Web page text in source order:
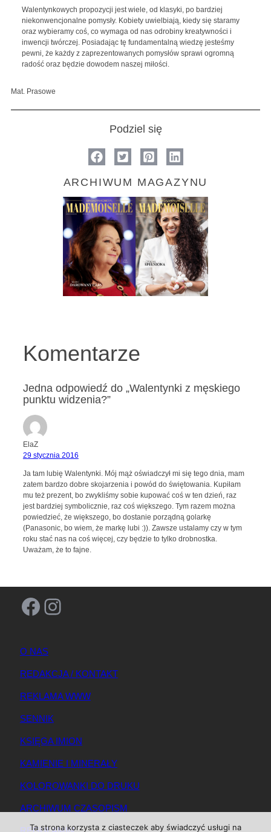
Walentynkowych propozycji jest wiele, od klasyki, po bardziej
niekonwencjonalne pomysły. Kobiety uwielbiają, kiedy się staramy
oraz wybieramy coś, co wymaga od nas odrobiny kreatywności i
inwencji twórczej. Posiadając tę fundamentalną wiedzę jesteśmy
pewni, że każdy z zaprezentowanych pomysłów sprawi ogromną
radość oraz będzie dowodem naszej miłości.
Mat. Prasowe
Podziel się
ARCHIWUM MAGAZYNU
Komentarze
Jedna odpowiedź do „Walentynki z męskiego
punktu widzenia?”
ElaZ
29 stycznia 2016
Ja tam lubię Walentynki. Mój mąż oświadczył mi się tego dnia, mam
zatem bardzo dobre skojarzenia i powód do świętowania. Kupiłam
mu też prezent, bo zwykliśmy sobie kupować coś w ten dzień, raz
jest bardziej symbolicznie, raz coś większego. Tym razem można
powiedzieć, że większego, bo dostanie porządną golarkę
(Panasonic, bo wiem, że markę lubi :)). Zawsze ustalamy czy w tym
roku stać nas na coś więcej, czy będzie to tylko drobnostka.
Uważam, że to fajne.
Facebook Instagram
O NAS
REDAKCJA / KONTAKT
REKLAMA WWW
SENNIK
KSIĘGA IMION
KAMIENIE I MINERAŁY
KOLOROWANKI DO DRUKU
ARCHIWUM CZASOPISM
Ta strona korzysta z ciasteczek aby świadczyć usługi na